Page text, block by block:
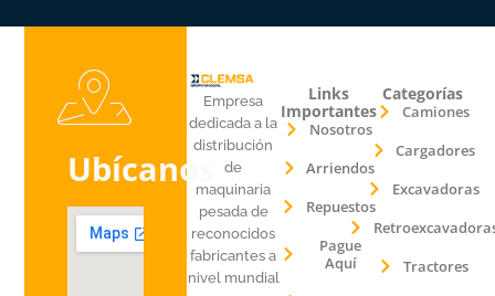
Ubícanos
Empresa
dedicada a la
distribución
de
maquinaria
pesada de
reconocidos
fabricantes a
nivel mundial
Links
Importantes
Nosotros
Arriendos
Repuestos
Pague
Aquí
Categorías
Camiones
Cargadores
Excavadoras
Tractores